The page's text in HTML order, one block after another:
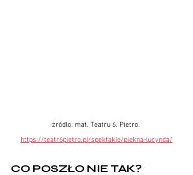
źródło: mat. Teatru 6. Pietro,
https://teatr6pietro.pl/spektakle/piekna-lucynda/
CO POSZŁO NIE TAK?